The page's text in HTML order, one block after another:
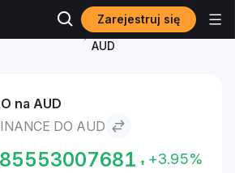
Zarejestruj się
Finance
Aerodrome Finance to
AUD
na AUD
DO AUD
+3.95%